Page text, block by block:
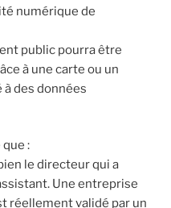
numérique de
public pourra être
à une carte ou un
des données
:
le directeur qui a
Une entreprise
réellement validé par un